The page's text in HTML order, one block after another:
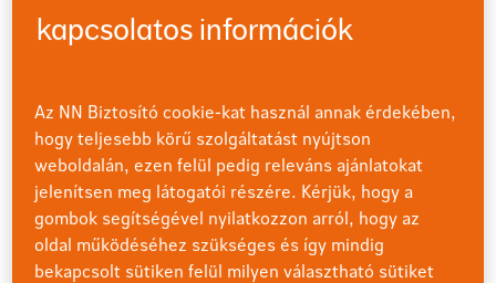
(buddhista tanokat követő szitárművész, futó).
Házigazda:SIMONYI BALÁZS.
Podcast nemcsak futóknak, nemcsak futásról.
kapcsolatos információk
Az NN Biztosító cookie-kat használ annak érdekében,
hogy teljesebb körű szolgáltatást nyújtson
weboldalán, ezen felül pedig releváns ajánlatokat
jelenítsen meg látogatói részére. Kérjük, hogy a
gombok segítségével nyilatkozzon arról, hogy az
oldal működéséhez szükséges és így mindig
bekapcsolt sütiken felül milyen választható sütiket